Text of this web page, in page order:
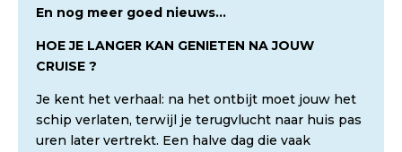
En nog meer goed nieuws…
HOE JE LANGER KAN GENIETEN NA JOUW
CRUISE ?
Je kent het verhaal: na het ontbijt moet jouw het
schip verlaten, terwijl je terugvlucht naar huis pas
uren later vertrekt. Een halve dag die vaak